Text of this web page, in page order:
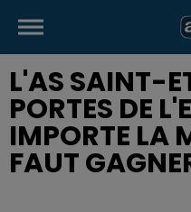
L'AS SAINT-
PORTES DE
IMPORTE LA
FAUT